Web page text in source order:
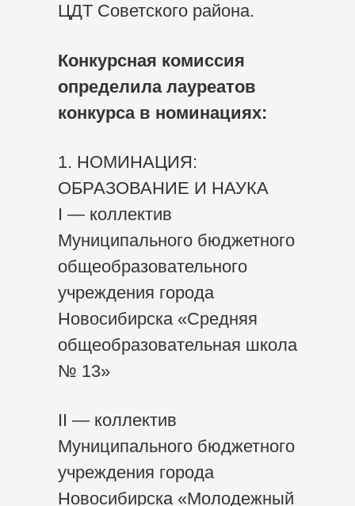
ЦДТ Советского района.
Конкурсная комиссия
определила лауреатов
конкурса в номинациях:
1. НОМИНАЦИЯ:
ОБРАЗОВАНИЕ И НАУКА
I — коллектив
Муниципального бюджетного
общеобразовательного
учреждения города
Новосибирска «Средняя
общеобразовательная школа
№ 13»
II — коллектив
Муниципального бюджетного
учреждения города
Новосибирска «Молодежный